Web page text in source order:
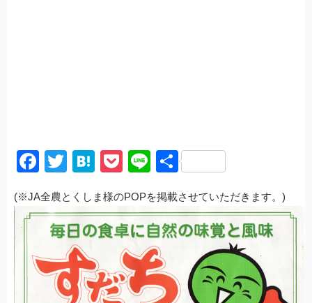
F
c
e
b
o
T
tt
er
H
e
n
P
ck
et
Li
e
共
(※JA全農とくしま様のPOPを掲載させていただきます。)